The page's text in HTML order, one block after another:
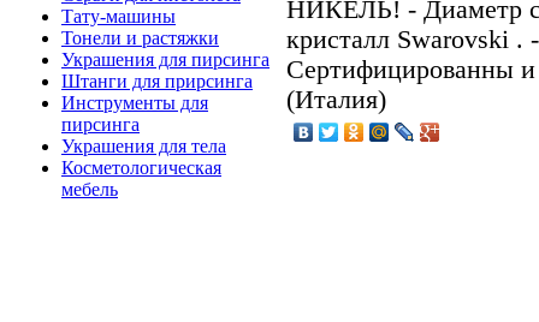
Тату-машины
Тонели и растяжки
Украшения для пирсинга
Штанги для прирсинга
Инструменты для
пирсинга
Украшения для тела
Косметологическая
мебель
НИКЕЛЬ! - Диаметр
кристалл Swarovski .
Сертифицированны
(Италия)